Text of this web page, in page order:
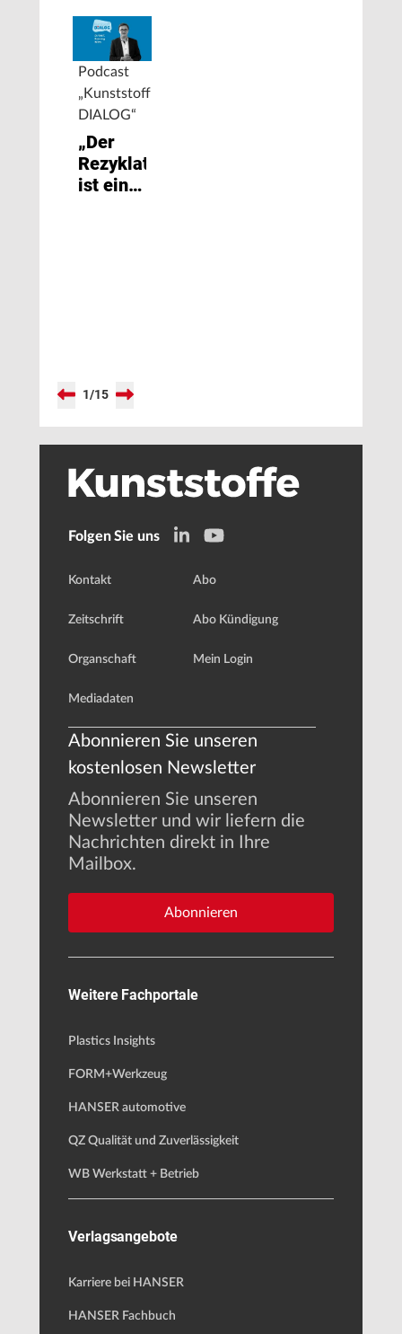
Podcast
„Kunststoff
DIALOG“
„Der
Rezyklatmarkt
ist eine
1/15
Folgen Sie uns
Kontakt
Zeitschrift
Organschaft
Mediadaten
Abo
Abo Kündigung
Mein Login
Abonnieren Sie unseren
kostenlosen Newsletter
Abonnieren Sie unseren
Newsletter und wir liefern die
Nachrichten direkt in Ihre
Mailbox.
Abonnieren
Weitere Fachportale
Plastics Insights
FORM+Werkzeug
HANSER automotive
QZ Qualität und Zuverlässigkeit
WB Werkstatt + Betrieb
Verlagsangebote
Karriere bei HANSER
HANSER Fachbuch